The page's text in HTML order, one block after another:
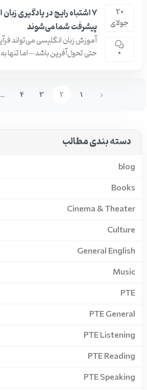
20
جولای
0
۷ اشتباه رایج در یادگیری
پیشرفت شما می‌شوند
آموزش زبان انگلیسی می‌تواند
حتی تحول‌آفرین باشد—اما تنها
1
2
3
4
…
دسته بندی مطالب
blog
Books
Cinema & Theater
Culture
General English
Music
PTE
PTE General
PTE Listening
PTE Reading
PTE Speaking